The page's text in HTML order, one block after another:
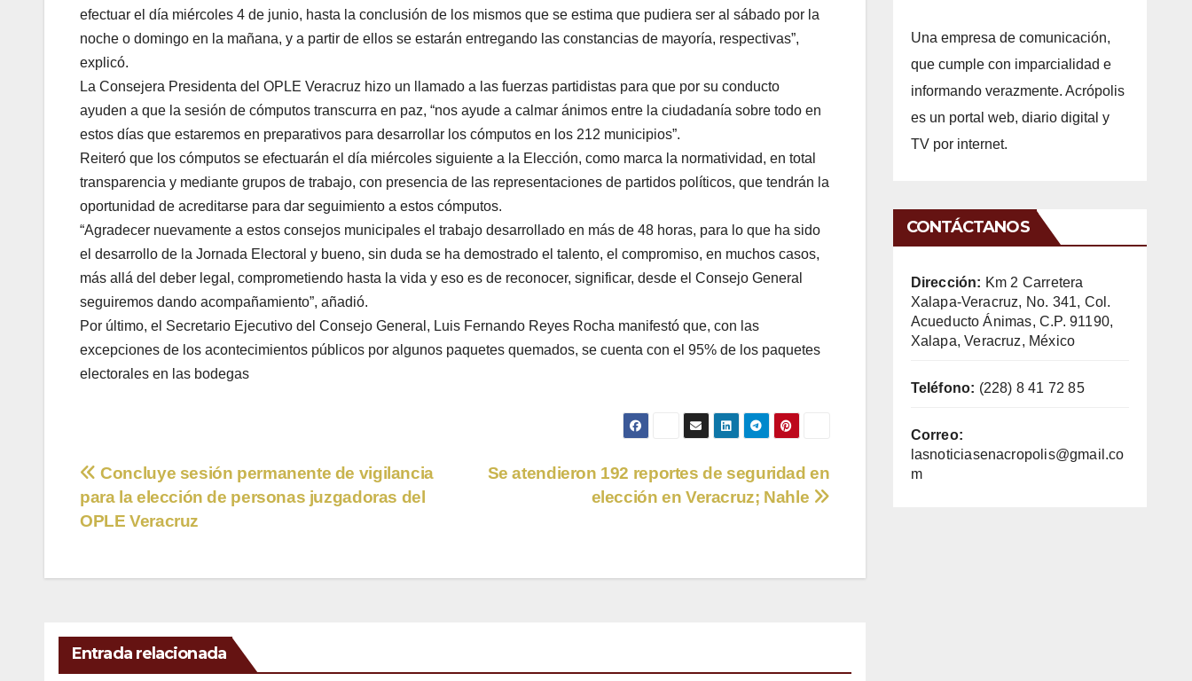
efectuar el día miércoles 4 de junio, hasta la conclusión de los mismos que se estima que pudiera ser al sábado por la
noche o domingo en la mañana, y a partir de ellos se estarán entregando las constancias de mayoría, respectivas”,
explicó.
La Consejera Presidenta del OPLE Veracruz hizo un llamado a las fuerzas partidistas para que por su conducto
ayuden a que la sesión de cómputos transcurra en paz, “nos ayude a calmar ánimos entre la ciudadanía sobre todo en
estos días que estaremos en preparativos para desarrollar los cómputos en los 212 municipios”.
Reiteró que los cómputos se efectuarán el día miércoles siguiente a la Elección, como marca la normatividad, en total
transparencia y mediante grupos de trabajo, con presencia de las representaciones de partidos políticos, que tendrán la
oportunidad de acreditarse para dar seguimiento a estos cómputos.
“Agradecer nuevamente a estos consejos municipales el trabajo desarrollado en más de 48 horas, para lo que ha sido
el desarrollo de la Jornada Electoral y bueno, sin duda se ha demostrado el talento, el compromiso, en muchos casos,
más allá del deber legal, comprometiendo hasta la vida y eso es de reconocer, significar, desde el Consejo General
seguiremos dando acompañamiento”, añadió.
Por último, el Secretario Ejecutivo del Consejo General, Luis Fernando Reyes Rocha manifestó que, con las
excepciones de los acontecimientos públicos por algunos paquetes quemados, se cuenta con el 95% de los paquetes
electorales en las bodegas
Navegación
de
Se atendieron 192 reportes de seguridad en
elección en Veracruz; Nahle
Concluye sesión permanente de vigilancia
para la elección de personas juzgadoras del
OPLE Veracruz
Entrada relacionada
Una empresa de comunicación,
que cumple con imparcialidad e
informando verazmente. Acrópolis
es un portal web, diario digital y
TV por internet.
CONTÁCTANOS
Dirección: Km 2 Carretera
Xalapa-Veracruz, No. 341, Col.
Acueducto Ánimas, C.P. 91190,
Xalapa, Veracruz, México
Teléfono: (228) 8 41 72 85
Correo:
lasnoticiasenacropolis@gmail.co
m